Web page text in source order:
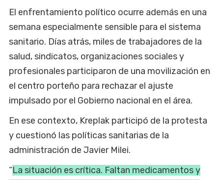
El enfrentamiento político ocurre además en una
semana especialmente sensible para el sistema
sanitario. Días atrás, miles de trabajadores de la
salud, sindicatos, organizaciones sociales y
profesionales participaron de una movilización en
el centro porteño para rechazar el ajuste
impulsado por el Gobierno nacional en el área.
En ese contexto, Kreplak participó de la protesta
y cuestionó las políticas sanitarias de la
administración de Javier Milei.
“La situación es crítica. Faltan medicamentos y